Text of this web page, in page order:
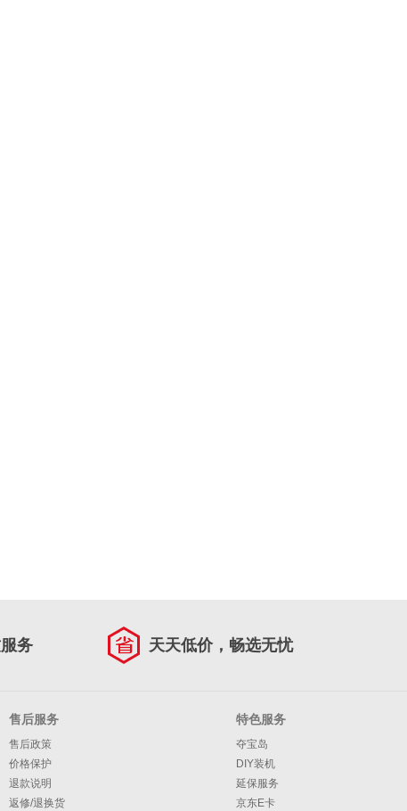
务 天天低价，畅选无忧
售后服务
售后政策
价格保护
退款说明
返修/退换货
特色服务
夺宝岛
DIY装机
延保服务
京东E卡